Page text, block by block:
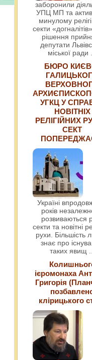
заборонили
УПЦ МП та
минулому
секти
рішення
депутати
міської ради
БЮРО
УГКЦ У
НОВІТНІХ
РЕЛІГІЙНИХ
СЕКТ
Україні
років
розвиваються
секти та новітні
рухи. Більшість
знає про
таких явищ
ієромонаха
Григорія
клірицького